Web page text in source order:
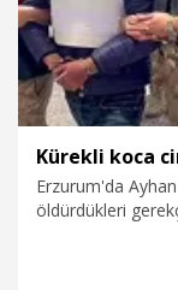
Erzurum'da
öldürdükleri